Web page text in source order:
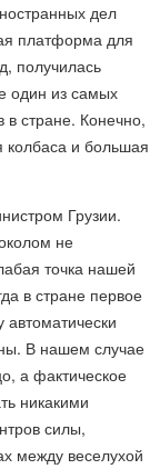
дел
платформа для
получилась
один из самых
стране. Конечно,
колбаса и большая
Грузии.
не
точка нашей
в стране первое
В нашем случае
а фактическое
никакими
силы,
между веселухой